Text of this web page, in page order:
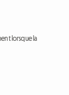
lorsque la